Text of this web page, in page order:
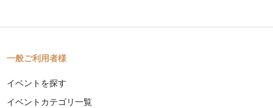
一般ご利用者様
イベントを探す
イベントカテゴリ一覧